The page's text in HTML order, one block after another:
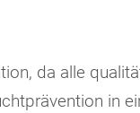
da alle
in